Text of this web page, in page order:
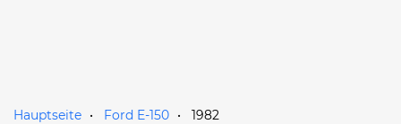
Hauptseite Ford E-150 1982